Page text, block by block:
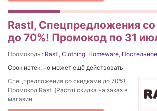
Rastl, Спецпредложения
до 70%! Промокод по 31
Промокоды: Rastl, Clothing, Homeware,
Срок истек, но может ещё действовать
Спецпредложения со скидками до 70%!
Промокод Rastl (Растл) скидка на заказ в
магазин.